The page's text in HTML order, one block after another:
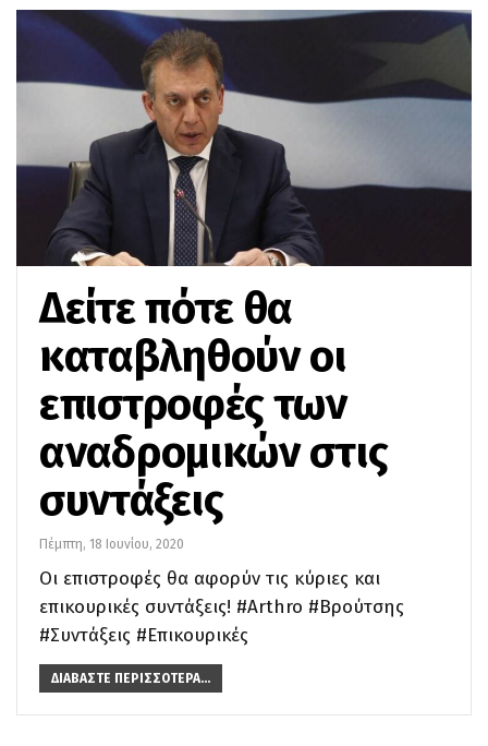
Δείτε πότε θα
καταβληθούν οι
επιστροφές των
αναδρομικών στις
συντάξεις
Πέμπτη, 18 Ιουνίου, 2020
Οι επιστροφές θα αφορύν τις κύριες και
επικουρικές συντάξεις! #Arthro #Βρούτσης
#Συντάξεις #Επικουρικές
ΔΙΑΒΆΣΤΕ ΠΕΡΙΣΣΌΤΕΡΑ...